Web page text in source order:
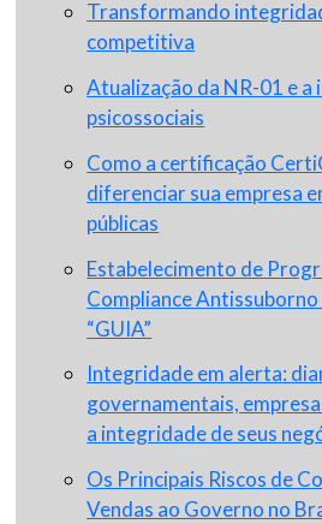
Transformando
competitiva
Atualização da NR-01 e a
psicossociais
Como a certificação
diferenciar sua empresa
públicas
Estabelecimento de
Compliance Antissuborno
“GUIA”
Integridade em alerta:
governamentais,
a integridade de seus
Os Principais Riscos de
Vendas ao Governo no